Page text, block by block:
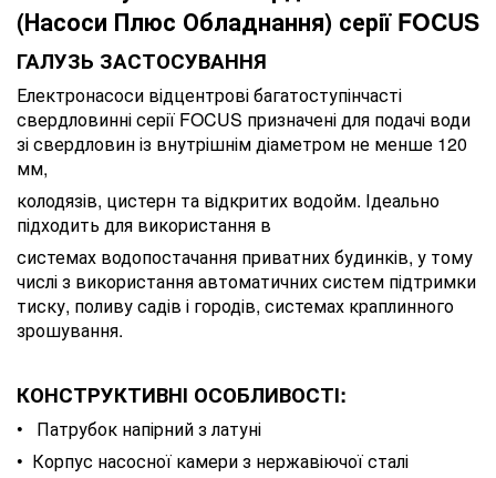
(Насоси Плюс Обладнання) серії FOCUS
ГАЛУЗЬ ЗАСТОСУВАННЯ
Електронасоси відцентрові багатоступінчасті
свердловинні серії FOCUS призначені для подачі води
зі свердловин із внутрішнім діаметром не менше 120
мм,
колодязів, цистерн та відкритих водойм. Ідеально
підходить для використання в
системах водопостачання приватних будинків, у тому
числі з використання автоматичних систем підтримки
тиску, поливу садів і городів, системах краплинного
зрошування.
КОНСТРУКТИВНІ ОСОБЛИВОСТІ:
• Патрубок напірний з латуні
• Корпус насосної камери з нержавіючої сталі